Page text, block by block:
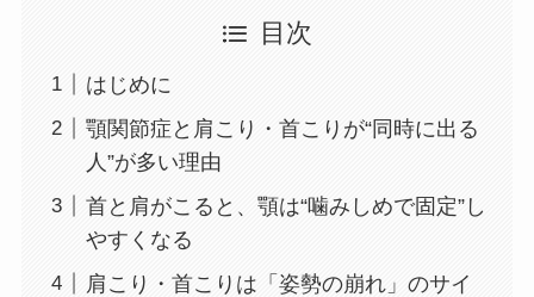
目次
はじめに
顎関節症と肩こり・首こりが“同時に出る
人”が多い理由
首と肩がこると、顎は“噛みしめで固定”し
やすくなる
肩こり・首こりは「姿勢の崩れ」のサイ